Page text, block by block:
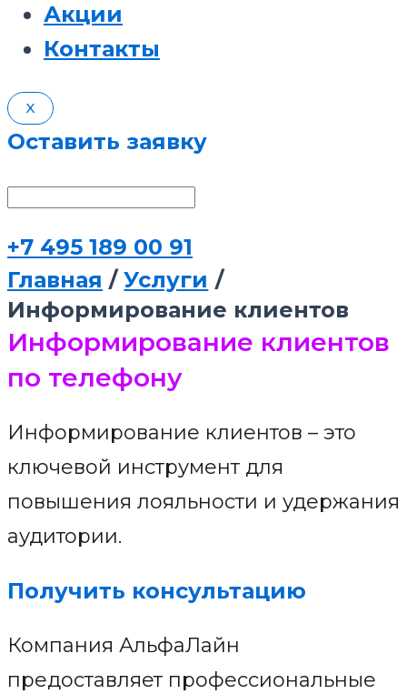
Акции
Контакты
X
Оставить заявку
+7 495 189 00 91
Главная
Услуги
Информирование клиентов
Информирование клиентов
по телефону
Информирование клиентов – это
ключевой инструмент для
повышения лояльности и удержания
аудитории.
Получить консультацию
Компания АльфаЛайн
предоставляет профессиональные